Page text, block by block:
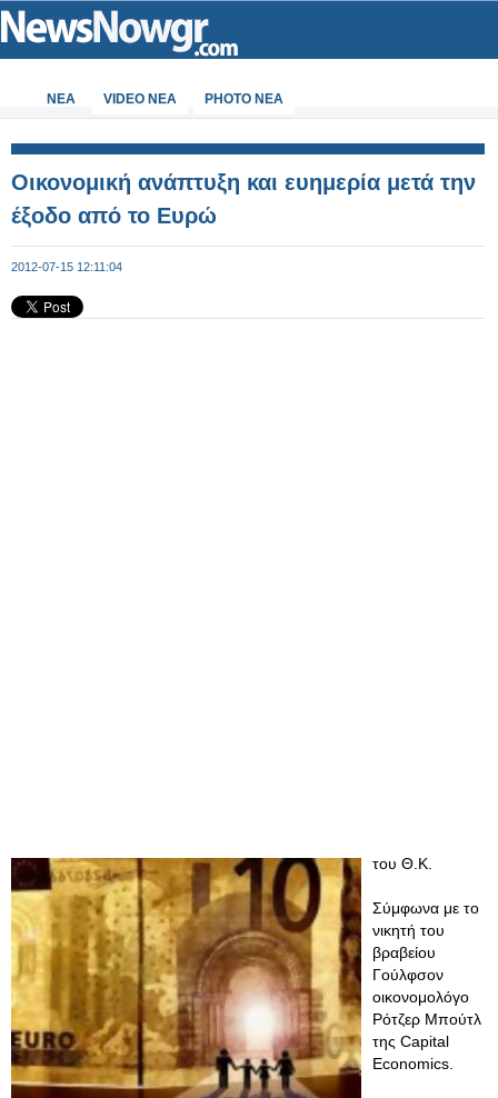
ΝΕΑ VIDEO NEA PHOTO NEA
Οικονομική ανάπτυξη και ευημερία μετά την
έξοδο από το Ευρώ
2012-07-15 12:11:04
του Θ.Κ.
Σύμφωνα με το
νικητή του
βραβείου
Γούλφσον
οικονομολόγο
Ρότζερ Μπούτλ
της Capital
Economics.